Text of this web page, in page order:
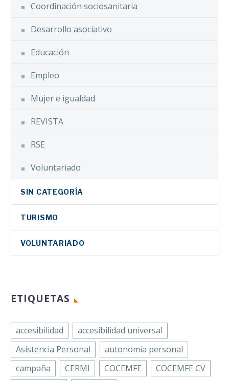
Coordinación sociosanitaria
Desarrollo asociativo
Educación
Empleo
Mujer e igualdad
REVISTA
RSE
Voluntariado
SIN CATEGORÍA
TURISMO
VOLUNTARIADO
ETIQUETAS
accesibilidad
accesibilidad universal
Asistencia Personal
autonomía personal
campaña
CERMI COCEMFE
COCEMFE CV